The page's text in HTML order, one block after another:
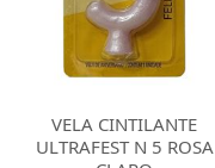
VELA CINTILANTE
ULTRAFEST N 5 ROSA